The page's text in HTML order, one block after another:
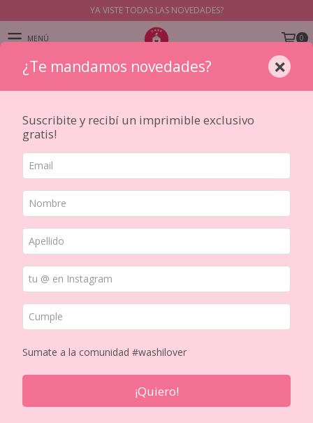
YA VISTE TODAS LAS NOVEDADES?
MENÚ 0
PRODUCTOS
Cajas y sets de cintas PET y Washi /
Set de 3 cintas Pre-cut Sunlit Orchard Script Tape
SET DE 3 CINTAS PRE-CUT SUNLIT ORCHARD
SCRIPT TAPE (GILDED) (090)
¿Te mandamos novedades? ×
Suscribite y recibí un imprimible exclusivo
gratis!
Sumate a la comunidad #washilover
¡Quiero!